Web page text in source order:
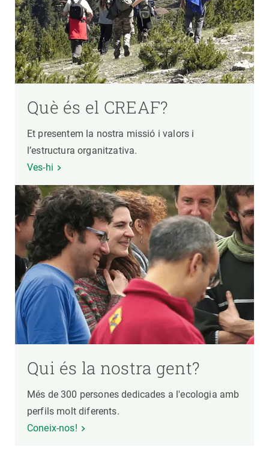
Què és el CREAF?
Et presentem la nostra missió i valors i
l’estructura organitzativa.
Ves-hi
Qui és la nostra gent?
Més de 300 persones dedicades a l'ecologia amb
perfils molt diferents.
Coneix-nos!